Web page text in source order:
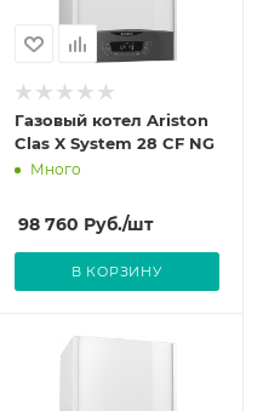
Газовый котел Ariston
Clas X System 28 CF NG
Много
98 760 Руб./шт
В КОРЗИНУ